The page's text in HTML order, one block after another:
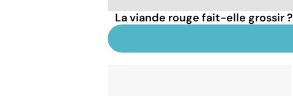
La viande rouge fait-elle grossir ?